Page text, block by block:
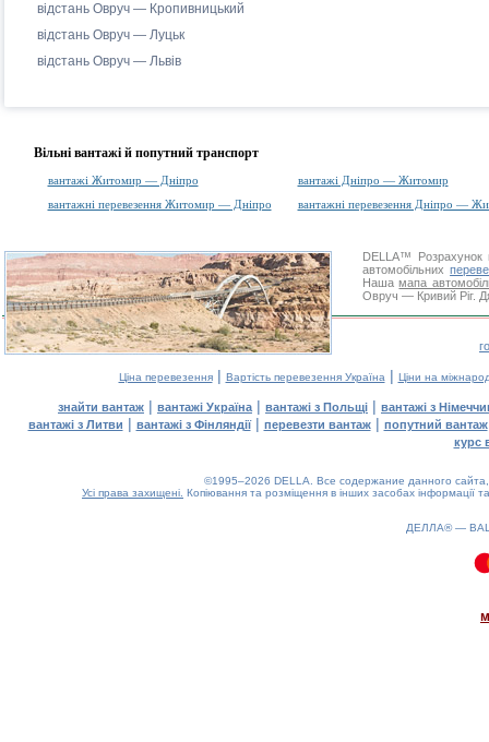
відстань Овруч — Кропивницький
відстань Овруч — Луцьк
відстань Овруч — Львів
Вільні вантажі й попутний транспорт
вантажі Житомир — Дніпро
вантажі Дніпро — Житомир
вантажні перевезення Житомир — Дніпро
вантажні перевезення Дніпро —
DELLA™
Розрахунок
автомобільних
Нашамапа
Овруч — Кривий Ріг.
Ціна перевезення| Вартість перевезення Україна | Ціни на
знайти вантаж | вантажі Україна | вантажі з Польщі | вантажі з
вантажі з Литви | вантажі з Фінляндії| перевезти вантаж| попутний вантаж
курс
©1995–2026 DELLA. Все содержание данного
Усі права захищені. Копіювання та розміщення в інших засобах інформації
ДЕЛЛА® —